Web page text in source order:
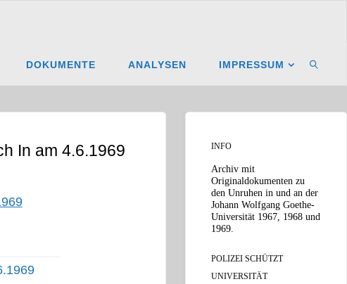
DOKUMENTE ANALYSEN IMPRESSUM
In am 4.6.1969 INFO
Archiv mit
Originaldokumenten zu
den Unruhen in und an der
Johann Wolfgang Goethe-
Universität 1967, 1968 und
1969.
POLIZEI SCHÜTZT
UNIVERSITÄT